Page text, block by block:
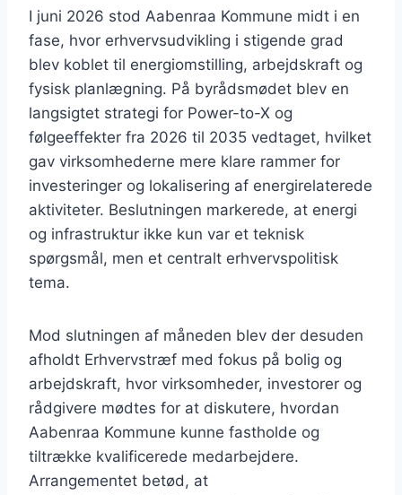
I juni 2026 stod Aabenraa Kommune midt i en
fase, hvor erhvervsudvikling i stigende grad
blev koblet til energiomstilling, arbejdskraft og
fysisk planlægning. På byrådsmødet blev en
langsigtet strategi for Power-to-X og
følgeeffekter fra 2026 til 2035 vedtaget, hvilket
gav virksomhederne mere klare rammer for
investeringer og lokalisering af energirelaterede
aktiviteter. Beslutningen markerede, at energi
og infrastruktur ikke kun var et teknisk
spørgsmål, men et centralt erhvervspolitisk
tema.
Mod slutningen af måneden blev der desuden
afholdt Erhvervstræf med fokus på bolig og
arbejdskraft, hvor virksomheder, investorer og
rådgivere mødtes for at diskutere, hvordan
Aabenraa Kommune kunne fastholde og
tiltrække kvalificerede medarbejdere.
Arrangementet betød, at